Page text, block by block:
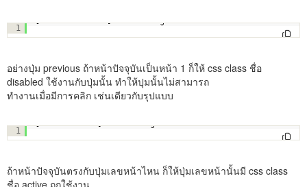
1
อย่างปุ่ม previous ถ้าหน้าปัจจุบันเป็นหน้า 1 ก็ให้ css class ชื่อ
disabled ใช้งานกับปุ่มนั้น ทำให้ปุมนั้นไม่สามารถ
ทำงานเมื่อมีการคลิก เช่นเดียวกับรุปแบบ
1
ถ้าหน้าปัจจุบันตรงกับปุ่มเลขหน้าไหน ก็ให้ปุ่มเลขหน้านั้นมี css class
ชื่อ active ถูกใช้งาน